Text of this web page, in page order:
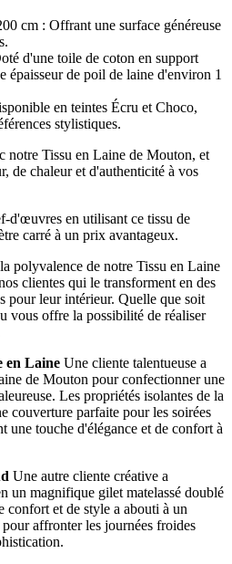
cm : Offrant une surface généreuse
d'une toile de coton en support
épaisseur de poil de laine d'environ 1
en teintes Écru et Choco,
stylistiques.
notre Tissu en Laine de Mouton, et
de chaleur et d'authenticité à vos
d'œuvres en utilisant ce tissu de
carré à un prix avantageux.
polyvalence de notre Tissu en Laine
clientes qui le transforment en des
pour leur intérieur. Quelle que soit
vous offre la possibilité de réaliser
en Laine Une cliente talentueuse a
de Mouton pour confectionner une
Les propriétés isolantes de la
couverture parfaite pour les soirées
une touche d'élégance et de confort à
Une autre cliente créative a
un magnifique gilet matelassé doublé
confort et de style a abouti à un
affronter les journées froides